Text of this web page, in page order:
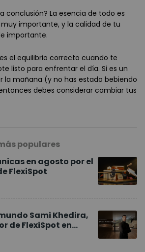
conclusión? La esencia de todo es
importante, y la calidad de tu
importante.
el equilibrio correcto cuando te
listo para enfrentar el día. Si es un
la mañana (y no has estado bebiendo
debes considerar cambiar tus
populares
en agosto por el
FlexiSpot
Sami Khedira,
de FlexiSpot en